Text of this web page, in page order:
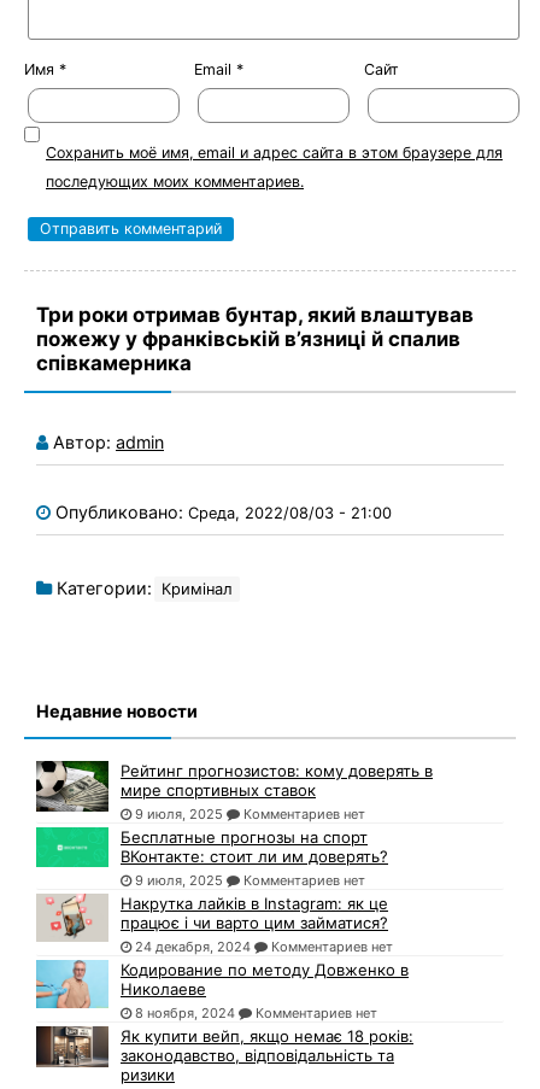
Имя * Email * Сайт
Сохранить моё имя, email и адрес сайта в этом браузере для
последующих моих комментариев.
Три роки отримав бунтар, який влаштував
пожежу у франківській в’язниці й спалив
співкамерника
Автор: admin
Опубликовано: Среда, 2022/08/03 - 21:00
Категории: Кримінал
Недавние новости
Рейтинг прогнозистов: кому доверять в
мире спортивных ставок
9 июля, 2025 Комментариев нет
Бесплатные прогнозы на спорт
ВКонтакте: стоит ли им доверять?
9 июля, 2025 Комментариев нет
Накрутка лайків в Instagram: як це
працює і чи варто цим займатися?
24 декабря, 2024 Комментариев нет
Кодирование по методу Довженко в
Николаеве
8 ноября, 2024 Комментариев нет
Як купити вейп, якщо немає 18 років:
законодавство, відповідальність та
ризики